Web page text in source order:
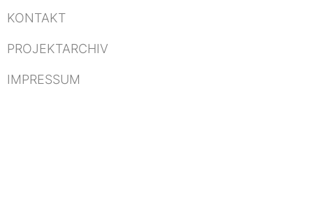
KONTAKT
PROJEKTARCHIV
IMPRESSUM